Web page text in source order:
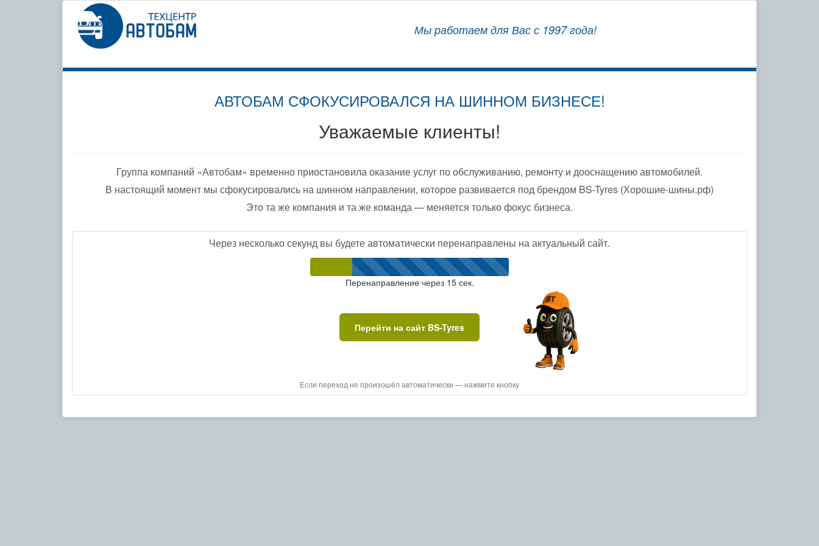
Мы работаем для Вас с 1997 года!
АВТОБАМ СФОКУСИРОВАЛСЯ НА ШИННОМ БИЗНЕСЕ!
Уважаемые клиенты!
Группа компаний «Автобам» временно приостановила оказание услуг по обслуживанию, ремонту и дооснащению автомобилей.
В настоящий момент мы сфокусировались на шинном направлении, которое развивается под брендом BS-Tyres (Хорошие-шины.рф)
Это та же компания и та же команда — меняется только фокус бизнеса.
Через несколько секунд вы будете автоматически перенаправлены на актуальный сайт.
Перенаправление через 15сек.
Перейти на сайт BS-Tyres
Если переход не произошёл автоматически — нажмите кнопку